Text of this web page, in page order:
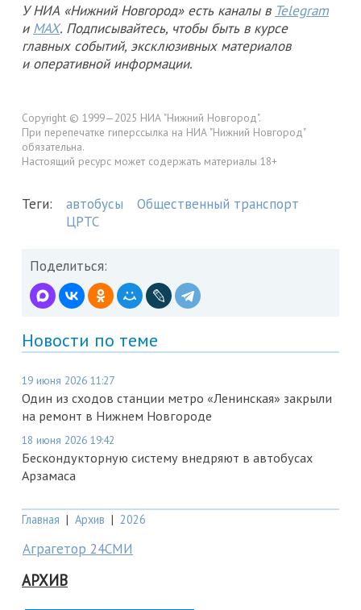
У НИА «Нижний Новгород» есть каналы в Telegram
и MAX. Подписывайтесь, чтобы быть в курсе
главных событий, эксклюзивных материалов
и оперативной информации.
Copyright © 1999—2025 НИА "Нижний Новгород".
При перепечатке гиперссылка на НИА "Нижний Новгород"
обязательна.
Настоящий ресурс может содержать материалы 18+
Теги: автобусы
Общественный транспорт
ЦРТС
Поделиться:
Новости по теме
19 июня 2026 11:27
Один из сходов станции метро «Ленинская» закрыли
на ремонт в Нижнем Новгороде
18 июня 2026 19:42
Бескондукторную систему внедряют в автобусах
Арзамаса
Главная | Архив | 2026
Аграгетор 24СМИ
АРХИВ